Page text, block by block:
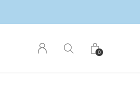
0